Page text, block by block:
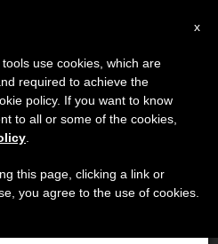
2001
×
agosto haremos la pausa
en el periodo de verano
y también el
x
use cookies, which are
required to achieve the
policy. If you want to know
to all or some of the cookies,
this page, clicking a link or
you agree to the use of cookies.